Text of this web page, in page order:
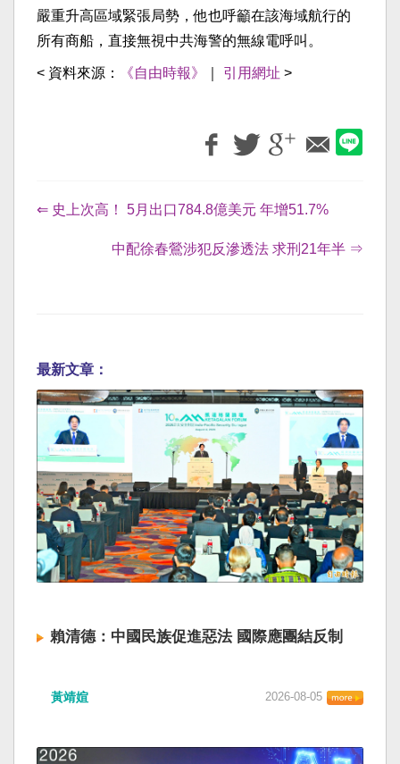
嚴重升高區域緊張局勢，他也呼籲在該海域航行的
所有商船，直接無視中共海警的無線電呼叫。
< 資料來源： 《自由時報》 引用網址 >
⇐ 史上次高！ 5月出口784.8億美元 年增51.7%
中配徐春鶯涉犯反滲透法 求刑21年半 ⇒
最新文章：
賴清德：中國民族促進惡法 國際應團結反制
黃靖媗 2026-08-05